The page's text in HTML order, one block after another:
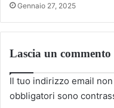
Gennaio 27, 2025
Lascia un commento
Il tuo indirizzo email
obbligatori sono